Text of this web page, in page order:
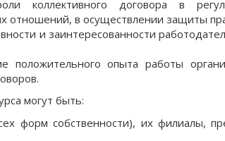
коллективного договора в
отношений, в осуществлении защиты
и заинтересованности
положительного опыта работы
могут быть:
форм собственности), их филиалы,